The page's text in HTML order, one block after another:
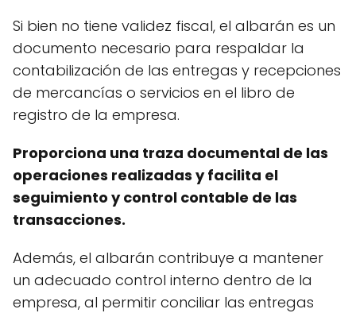
Si bien no tiene validez fiscal, el albarán es un
documento necesario para respaldar la
contabilización de las entregas y recepciones
de mercancías o servicios en el libro de
registro de la empresa.
Proporciona una traza documental de las
operaciones realizadas y facilita el
seguimiento y control contable de las
transacciones.
Además, el albarán contribuye a mantener
un adecuado control interno dentro de la
empresa, al permitir conciliar las entregas